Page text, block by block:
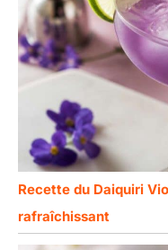
Recette du Daiquiri
rafraîchissant